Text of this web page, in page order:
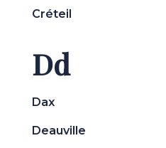
Créteil
Dd
Dax
Deauville